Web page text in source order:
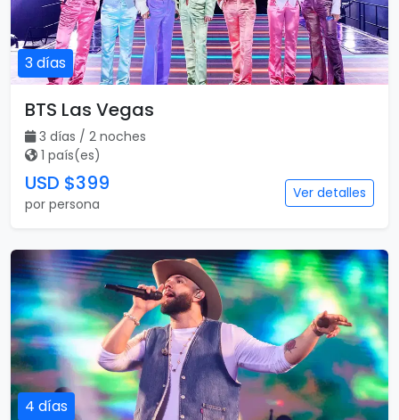
3 días
BTS Las Vegas
3 días / 2 noches
1 país(es)
USD $399
por persona
Ver detalles
4 días